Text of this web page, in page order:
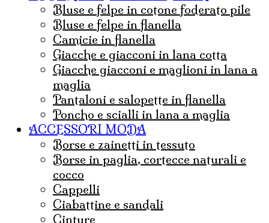
Bluse e felpe in cotone foderato pile
Bluse e felpe in flanella
Camicie in flanella
Giacche e giacconi in lana cotta
Giacche giacconi e maglioni in lana a
maglia
Pantaloni e salopette in flanella
Poncho e scialli in lana a maglia
ACCESSORI MODA
borse e zainetti in tessuto
borse in paglia, cortecce naturali e
cocco
Cappelli
ciabattine e sandali
cinture